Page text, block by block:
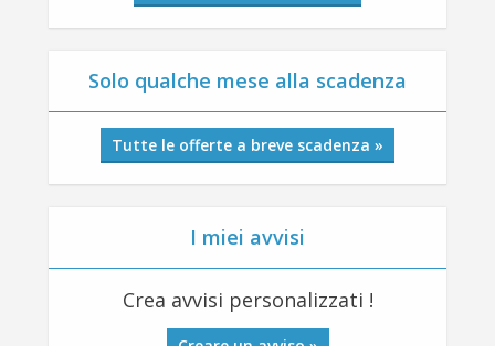
Solo qualche mese alla scadenza
Tutte le offerte a breve scadenza »
I miei avvisi
Crea avvisi personalizzati !